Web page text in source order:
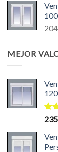
MEJOR
de